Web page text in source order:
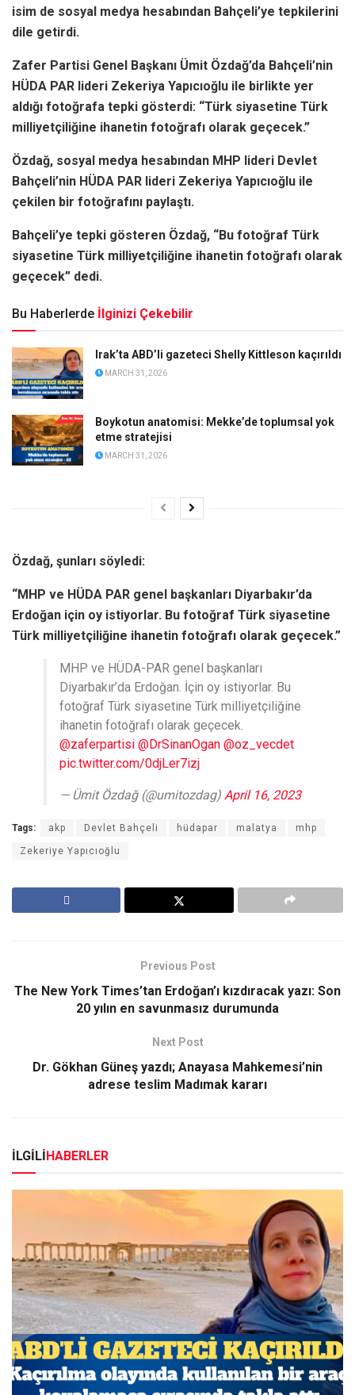
isim de sosyal medya hesabından Bahçeli’ye tepkilerini
dile getirdi.
Zafer Partisi Genel Başkanı Ümit Özdağ’da Bahçeli’nin
HÜDA PAR lideri Zekeriya Yapıcıoğlu ile birlikte yer
aldığı fotoğrafa tepki gösterdi: “Türk siyasetine Türk
milliyetçiliğine ihanetin fotoğrafı olarak geçecek.”
Özdağ, sosyal medya hesabından MHP lideri Devlet
Bahçeli’nin HÜDA PAR lideri Zekeriya Yapıcıoğlu ile
çekilen bir fotoğrafını paylaştı.
Bahçeli’ye tepki gösteren Özdağ, “Bu fotoğraf Türk
siyasetine Türk milliyetçiliğine ihanetin fotoğrafı olarak
geçecek” dedi.
Bu Haberlerde İlginizi Çekebilir
Irak’ta ABD’li gazeteci Shelly Kittleson kaçırıldı
MARCH 31, 2026
Boykotun anatomisi: Mekke’de toplumsal yok
etme stratejisi
MARCH 31, 2026
Özdağ, şunları söyledi:
“MHP ve HÜDA PAR genel başkanları Diyarbakır’da
Erdoğan için oy istiyorlar. Bu fotoğraf Türk siyasetine
Türk milliyetçiliğine ihanetin fotoğrafı olarak geçecek.”
MHP ve HÜDA-PAR genel başkanları
Diyarbakır’da Erdoğan. İçin oy istiyorlar. Bu
fotoğraf Türk siyasetine Türk milliyetçiliğine
ihanetin fotoğrafı olarak geçecek.
@zaferpartisi @DrSinanOgan @oz_vecdet
pic.twitter.com/0djLer7izj
— Ümit Özdağ (@umitozdag) April 16, 2023
Tags: akp Devlet Bahçeli hüdapar malatya mhp
Zekeriye Yapıcıoğlu
Previous Post
The New York Times’tan Erdoğan’ı kızdıracak yazı: Son
20 yılın en savunmasız durumunda
Next Post
Dr. Gökhan Güneş yazdı; Anayasa Mahkemesi’nin
adrese teslim Madımak kararı
İLGİLİHABERLER